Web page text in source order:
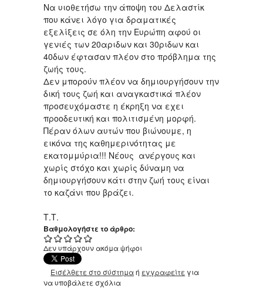
Nα υιοθετήσω την άποψη του Δελαστίκ
που κάνει λόγο για δραματικές
εξελίξεις σε όλη την Ευρώπη αφού οι
γενιές των 20αριδων και 30ριδων και
40δων έφτασαν πλέον στο πρόβλημα της
ζωής τους.
Δεν μπορούν πλέον να δημιουργήσουν την
δική τους ζωή και αναγκαστικά πλέον
προσευχόμαστε η έκρηξη να εχει
προοδευτική και πολιτισμένη μορφή.
Πέραν όλων αυτών που βιώνουμε, η
εικόνα της καθημερινότητας με
εκατομμύρια!!! Νέους ανέργους και
χωρίς στόχο και χωρίς δύναμη να
δημιουργήσουν κάτι στην ζωή τους είναι
το καζάνι που βράζει.
Τ.Τ.
Βαθμολογήστε το άρθρο:
Δεν υπάρχουν ακόμα ψήφοι
Εισέλθετε στο σύστημαή εγγραφείτε για
να υποβάλετε σχόλια